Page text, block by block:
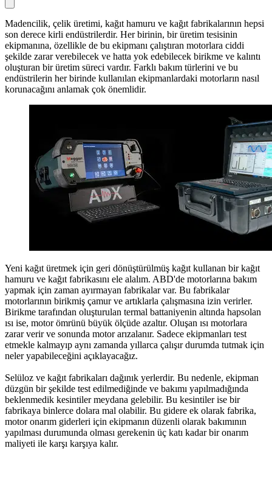
Madencilik, çelik üretimi, kağıt hamuru ve kağıt fabrikalarının hepsi
son derece kirli endüstrilerdir. Her birinin, bir üretim tesisinin
ekipmanına, özellikle de bu ekipmanı çalıştıran motorlara ciddi
şekilde zarar verebilecek ve hatta yok edebilecek birikme ve kalıntı
oluşturan bir üretim süreci vardır. Farklı bakım türlerini ve bu
endüstrilerin her birinde kullanılan ekipmanlardaki motorların nasıl
korunacağını anlamak çok önemlidir.
Yeni kağıt üretmek için geri dönüştürülmüş kağıt kullanan bir kağıt
hamuru ve kağıt fabrikasını ele alalım. ABD'de motorlarına bakım
yapmak için zaman ayırmayan fabrikalar var. Bu fabrikalar
motorlarının birikmiş çamur ve artıklarla çalışmasına izin verirler.
Birikme tarafından oluşturulan termal battaniyenin altında hapsolan
ısı ise, motor ömrünü büyük ölçüde azaltır. Oluşan ısı motorlara
zarar verir ve sonunda motor arızalanır. Sadece ekipmanları test
etmekle kalmayıp aynı zamanda yıllarca çalışır durumda tutmak için
neler yapabileceğini açıklayacağız.
Selüloz ve kağıt fabrikaları dağınık yerlerdir. Bu nedenle, ekipman
düzgün bir şekilde test edilmediğinde ve bakımı yapılmadığında
beklenmedik kesintiler meydana gelebilir. Bu kesintiler ise bir
fabrikaya binlerce dolara mal olabilir. Bu gidere ek olarak fabrika,
motor onarım giderleri için ekipmanın düzenli olarak bakımının
yapılması durumunda olması gerekenin üç katı kadar bir onarım
maliyeti ile karşı karşıya kalır.